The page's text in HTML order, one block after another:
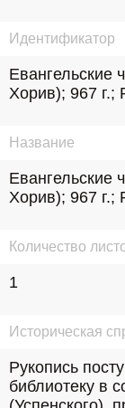
Идентификатор
Евангельские
Хорив); 967
Название
Евангельские
Хорив); 967
Количество
1
Историческая
Рукопись
библиотеку в